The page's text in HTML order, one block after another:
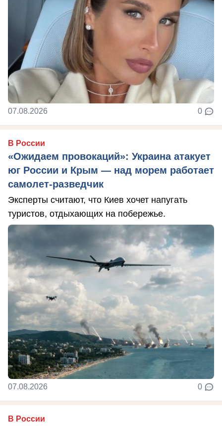
07.08.2026 0
В России
«Ожидаем провокаций»: Украина атакует
юг России и Крым — над морем работает
самолет-разведчик
Эксперты считают, что Киев хочет напугать
туристов, отдыхающих на побережье.
07.08.2026 0
В России